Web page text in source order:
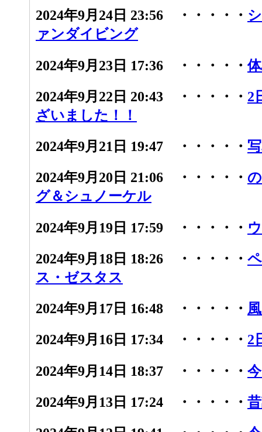
2024年9月24日 23:56 ・・・・・
ァンダイビング
2024年9月23日 17:36 ・・・・・
2024年9月22日 20:43 ・・・・・ 2
ざいました！！
2024年9月21日 19:47 ・・・・・
2024年9月20日 21:06 ・・・・・
グ＆シュノーケル
2024年9月19日 17:59 ・・・・・
2024年9月18日 18:26 ・・・・・
ス・ゼスタス
2024年9月17日 16:48 ・・・・・
2024年9月16日 17:34 ・・・・・ 2
2024年9月14日 18:37 ・・・・・
2024年9月13日 17:24 ・・・・・